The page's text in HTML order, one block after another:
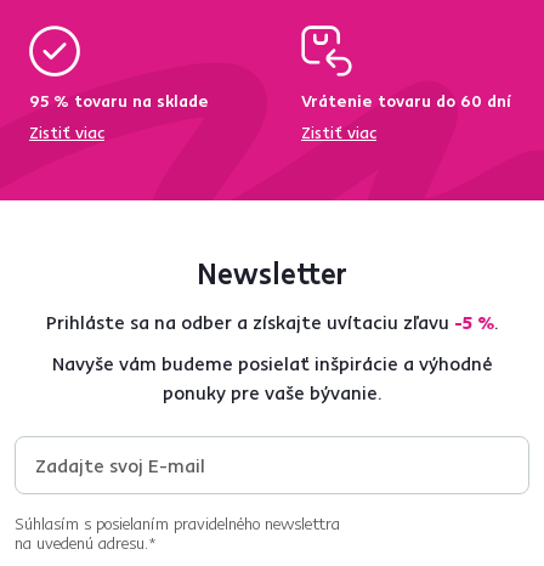
95 % tovaru na sklade
Zistiť viac
Vrátenie tovaru do 60 dní
Zistiť viac
Newsletter
Prihláste sa na odber a získajte uvítaciu zľavu -5 %.
Navyše vám budeme posielať inšpirácie a výhodné
ponuky pre vaše bývanie.
Súhlasím s posielaním pravidelného newslettra
na uvedenú adresu.*